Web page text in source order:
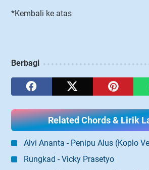
*Kembali ke atas
Berbagi
Related Chords & Lirik
Alvi Ananta - Penipu Alus (Koplo
Rungkad - Vicky Prasetyo